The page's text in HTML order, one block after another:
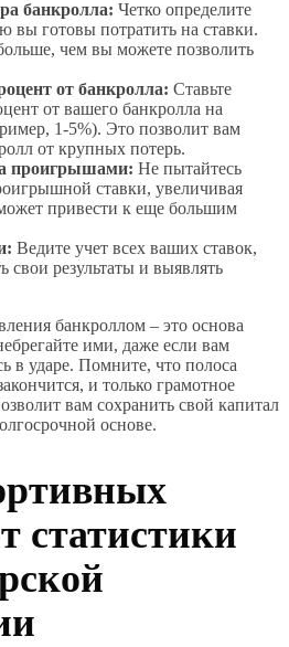
банкролла: Четко определите
вы готовы потратить на ставки.
чем вы можете позволить
от банкролла: Ставьте
от вашего банкролла на
1-5%). Это позволит вам
от крупных потерь.
проигрышами: Не пытайтесь
ставки, увеличивая
привести к еще большим
Ведите учет всех ваших ставок,
свои результаты и выявлять
банкроллом – это основа
ими, даже если вам
в ударе. Помните, что полоса
и только грамотное
вам сохранить свой капитал
основе.
статистики